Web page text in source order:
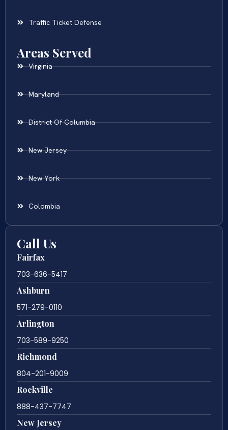
Traffic Ticket Defense
Areas Served
Virginia
Maryland
District Of Columbia
New Jersey
New York
Colombia
Call Us
Fairfax
703-636-5417
Ashburn
571-279-0110
Arlington
703-589-9250
Richmond
804-201-9009
Rockville
888-437-7747
New Jersey